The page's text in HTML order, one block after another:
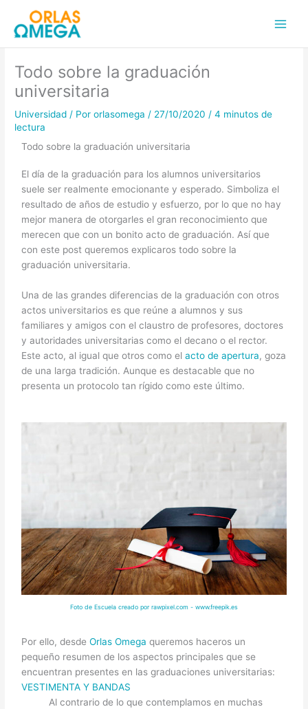
contenido
Todo sobre la graduación
universitaria
Universidad / Pororlasomega / 27/10/2020 /4 minutos de
lectura
Todo sobre la graduación universitaria
El día de la graduación para los alumnos universitarios
suele ser realmente emocionante y esperado. Simboliza el
resultado de años de estudio y esfuerzo, por lo que no hay
mejor manera de otorgarles el gran reconocimiento que
merecen que con un bonito acto de graduación. Así que
con este post queremos explicaros todo sobre la
graduación universitaria.
Una de las grandes diferencias de la graduación con otros
actos universitarios es que reúne a alumnos y sus
familiares y amigos con el claustro de profesores, doctores
y autoridades universitarias como el decano o el rector.
Este acto, al igual que otros como elacto de apertura, goza
de una larga tradición. Aunque es destacable que no
presenta un protocolo tan rígido como este último.
Foto de Escuela creado por rawpixel.com - www.freepik.es
Por ello, desdeOrlas Omega queremos haceros un
pequeño resumen de los aspectos principales que se
encuentran presentes en las graduaciones universitarias:
VESTIMENTA Y BANDAS
Al contrario de lo que contemplamos en muchas